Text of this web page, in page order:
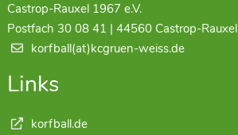
Castrop-Rauxel 1967 e.V.
Postfach 30 08 41 | 44560 Castrop-Rauxel
korfball(at)kcgruen-weiss.de
Links
korfball.de